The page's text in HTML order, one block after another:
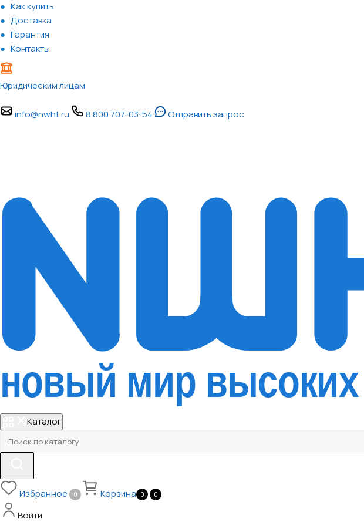
Как купить
Доставка
Гарантия
Контакты
Юридическим лицам
info@nwht.ru 8 800 707-03-54 Отправить запрос
Каталог
Избранное 0 Корзина 0 0
Войти